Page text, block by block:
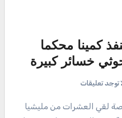
كمينا محكما
خسائر كبيرة
توجد تعليقات